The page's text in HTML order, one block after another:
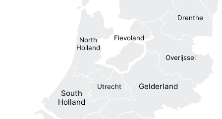
Drenthe
Flevoland
Gelderland
North
Holland
Overijssel
South
Holland
Utrecht